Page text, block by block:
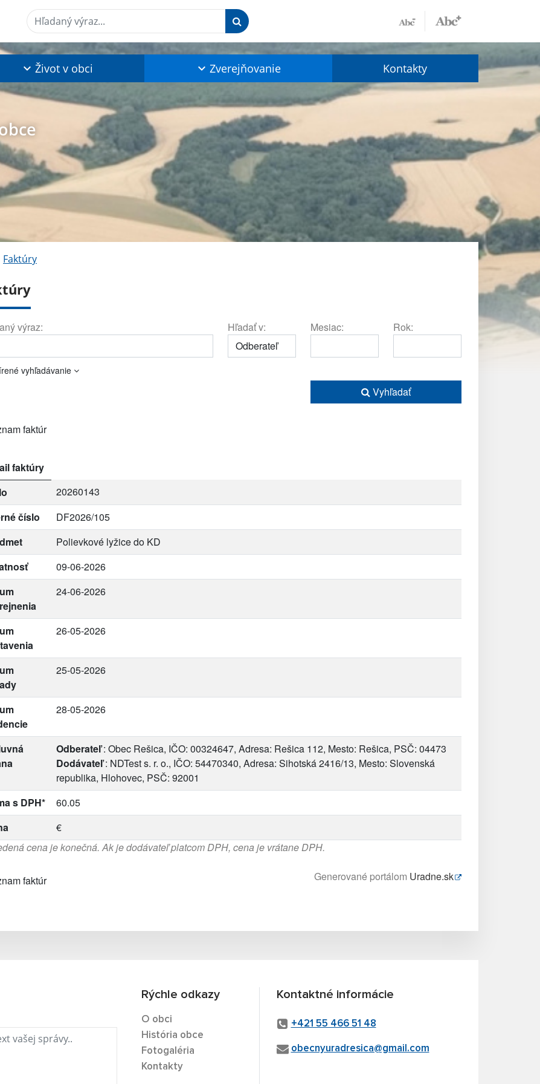
Hľadaný výraz...
Život v obci Zverejňovanie Kontakty
Faktúry
výraz: Hľadať v: Mesiac: Rok:
vyhľadávanie
Vyhľadať
faktúr
faktúry
20260143
číslo
DF2026/105
Polievkové lyžice do KD
09-06-2026
24-06-2026
26-05-2026
25-05-2026
28-05-2026
Odberateľ: Obec Rešica, IČO: 00324647, Adresa: Rešica 112, Mesto: Rešica, PSČ: 04473
Dodávateľ: NDTest s. r. o., IČO: 54470340, Adresa: Sihotská 2416/13, Mesto: Slovenská
republika, Hlohovec, PSČ: 92001
s DPH*
60.05
€
cena je konečná. Ak je dodávateľ platcom DPH, cena je vrátane DPH.
faktúr Generované portálom Uradne.sk
Rýchle odkazy
O obci
História obce
Fotogaléria
Kontakty
Kontaktné informácie
+421 55 466 51 48
obecnyuradresica@gmail.com